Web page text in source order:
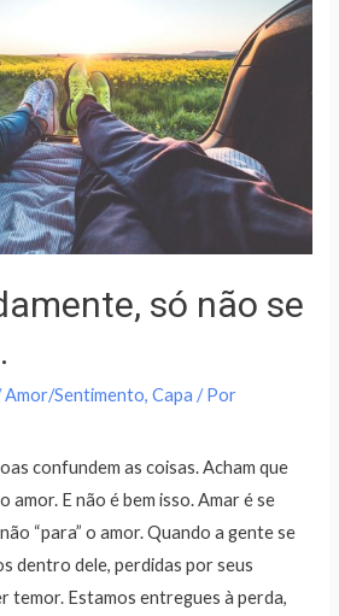
só não se
Amor/Sentimento,Capa / Por
confundem as coisas. Acham que
amor. E não é bem isso. Amar é se
“para” o amor. Quando a gente se
dentro dele, perdidas por seus
temor. Estamos entregues à perda,